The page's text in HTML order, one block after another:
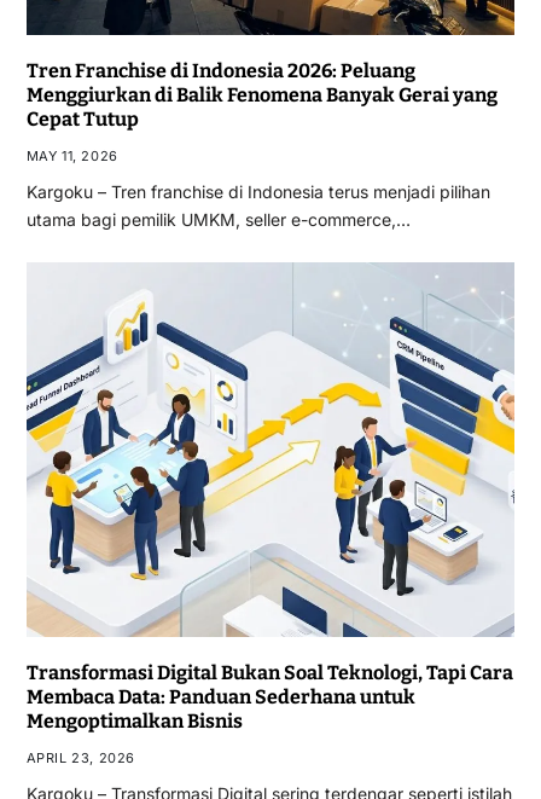
Tren Franchise di Indonesia 2026: Peluang
Menggiurkan di Balik Fenomena Banyak Gerai yang
Cepat Tutup
MAY 11, 2026
Kargoku – Tren franchise di Indonesia terus menjadi pilihan
utama bagi pemilik UMKM, seller e-commerce,…
Transformasi Digital Bukan Soal Teknologi, Tapi Cara
Membaca Data: Panduan Sederhana untuk
Mengoptimalkan Bisnis
APRIL 23, 2026
Kargoku – Transformasi Digital sering terdengar seperti istilah